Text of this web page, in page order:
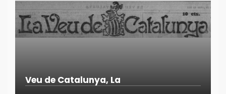
Veu de Catalunya, La